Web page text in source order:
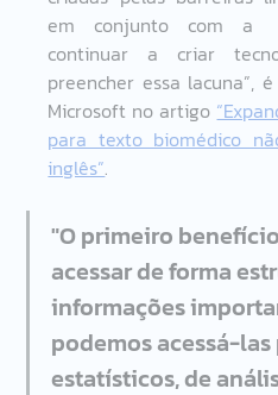
em conjunto com a
continuar a criar
preencher essa lacuna”,
Microsoft no artigo
para texto biomédico
inglês”.
"O primeiro
acessar de forma
informações
podemos acessá-las
estatísticos, de